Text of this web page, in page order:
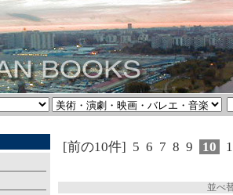
[前の10件] 5 6 7 8 9 10
並べ